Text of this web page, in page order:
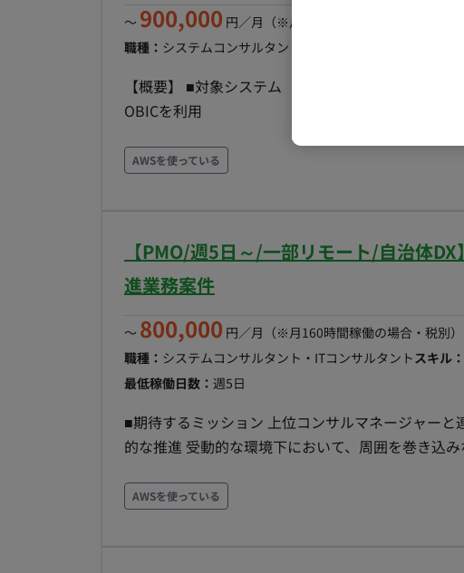
わえます。 • 事業経営に近い距離感 ◦ 事業責任者
視点や事業戦略をダイレクトに吸収できます。年間
ススキルが身につきます。 ■リモート稼働について ・フルリモート可能 ・PC貸与 ■参画開始時期
2026年5月以降
〜 900,000 円／月 （※月160時間稼働の場合・税別）
職種： システムコンサルタント・ITコンサルタント
【概要】 ■対象システム ・人事系：現状、内製
OBICを利用 OBICとのデータ連携部分の開
ため、航空券手配に使う 予約システム(内
多数のシステムは社内IT部門と業務支援で入るSESで内製開
DB ： PostgreSQL ・開発言語 ：
AWSを使っている
【PMO/週5日～/一部リモート/自治体
進業務案件
〜 800,000 円／月 （※月160時間稼働の場合・税別）
職種： システムコンサルタント・ITコンサルタントスキル：
最低稼働日数： 週5日
■期待するミッション 上位コンサルマネージャー
的な推進 受動的な環境下において、周囲を巻き込
祉、住基、税のいずれか）において、以下の管理
題管理、リスク管理の遂行 クライアント・ステー
AWSを使っている